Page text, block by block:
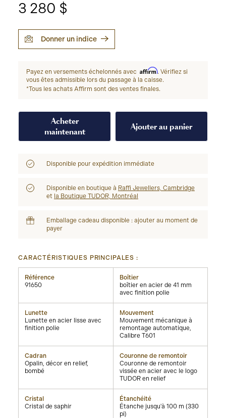
3 280 $
Donner un indice
Payez en versements échelonnés avec Affirm. Vérifiez si
vous êtes admissible lors du passage à la caisse.
*Tous les achats Affirm sont des ventes finales.
Acheter
maintenant
Ajouter au panier
Disponible pour expédition immédiate
Disponible en boutique à Raffi Jewellers, Cambridge
et la Boutique TUDOR, Montréal
Emballage cadeau disponible : ajouter au moment de
payer
CARACTÉRISTIQUES PRINCIPALES :
Référence
91650
Boîtier
boîtier en acier de 41 mm
avec finition polie
Lunette
Lunette en acier lisse avec
finition polie
Mouvement
Mouvement mécanique à
remontage automatique,
Calibre T601
Cadran
Opalin, décor en relief,
bombé
Couronne de remontoir
Couronne de remontoir
vissée en acier avec le logo
TUDOR en relief
Cristal
Cristal de saphir
Étanchéité
Étanche jusqu'à 100 m (330
pi)